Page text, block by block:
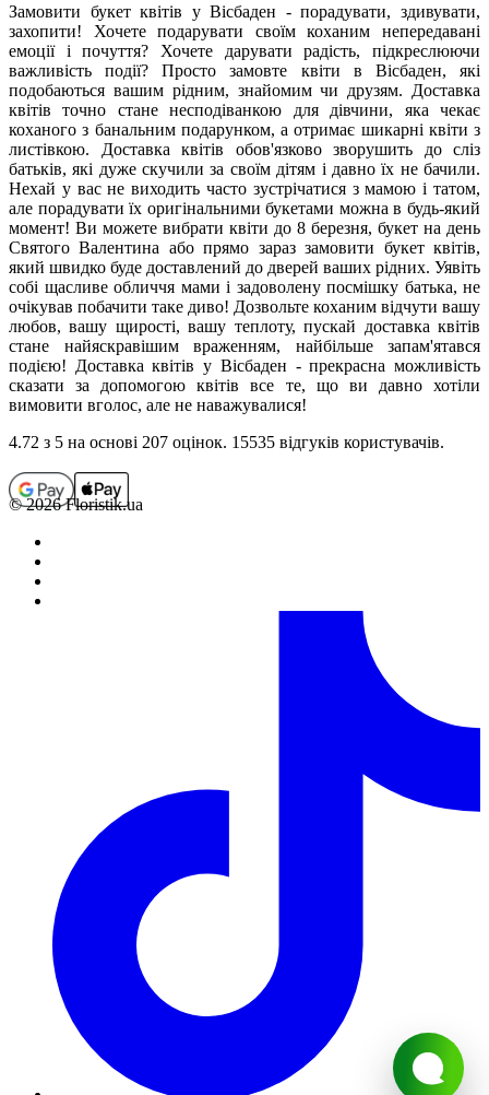
Замовити букет квітів у Вісбаден - порадувати, здивувати,
захопити! Хочете подарувати своїм коханим непередавані
емоції і почуття? Хочете дарувати радість, підкреслюючи
важливість події? Просто замовте квіти в Вісбаден, які
подобаються вашим рідним, знайомим чи друзям. Доставка
квітів точно стане несподіванкою для дівчини, яка чекає
коханого з банальним подарунком, а отримає шикарні квіти з
листівкою. Доставка квітів обов'язково зворушить до сліз
батьків, які дуже скучили за своїм дітям і давно їх не бачили.
Нехай у вас не виходить часто зустрічатися з мамою і татом,
але порадувати їх оригінальними букетами можна в будь-який
момент! Ви можете вибрати квіти до 8 березня, букет на день
Святого Валентина або прямо зараз замовити букет квітів,
який швидко буде доставлений до дверей ваших рідних. Уявіть
собі щасливе обличчя мами і задоволену посмішку батька, не
очікував побачити таке диво! Дозвольте коханим відчути вашу
любов, вашу щирості, вашу теплоту, пускай доставка квітів
стане найяскравішим враженням, найбільше запам'ятався
подією! Доставка квітів у Вісбаден - прекрасна можливість
сказати за допомогою квітів все те, що ви давно хотіли
вимовити вголос, але не наважувалися!
4.72 з 5 на основi 207 оцiнок. 15535 відгуків користувачiв.
© 2026 Floristik.ua